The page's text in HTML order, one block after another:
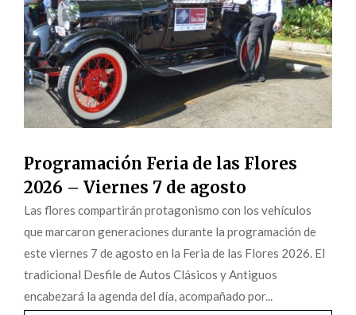
Programación Feria de las Flores
2026 – Viernes 7 de agosto
Las flores compartirán protagonismo con los vehículos
que marcaron generaciones durante la programación de
este viernes 7 de agosto en la Feria de las Flores 2026. El
tradicional Desfile de Autos Clásicos y Antiguos
encabezará la agenda del día, acompañado por...